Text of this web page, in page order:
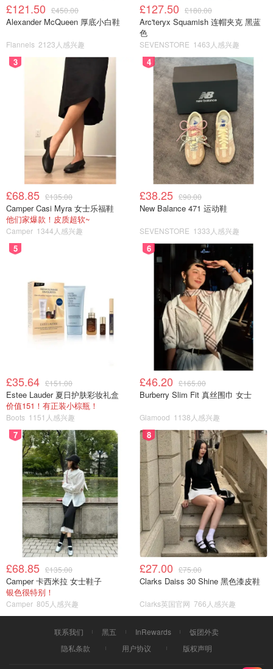
£121.50 £450.00
Alexander McQueen 厚底小白鞋
Flannels 2123人感兴趣
£127.50 £180.00
Arc'teryx Squamish 连帽夹克 黑蓝
色
SEVENSTORE 1463人感兴趣
3
£68.85 £135.00
Camper Casi Myra 女士乐福鞋
他们家爆款！皮质超软~
Camper 1344人感兴趣
4
£38.25 £90.00
New Balance 471 运动鞋
SEVENSTORE 1333人感兴趣
5
£35.64 £151.00
Estee Lauder 夏日护肤彩妆礼盒
价值151！有正装小棕瓶！
Boots 1151人感兴趣
6
£46.20 £165.00
Burberry Slim Fit 真丝围巾 女士
Glamood 1138人感兴趣
7
£68.85 £135.00
Camper 卡西米拉 女士鞋子
银色很特别！
Camper 805人感兴趣
8
£27.00 £75.00
Clarks Daiss 30 Shine 黑色漆皮鞋
Clarks英国官网 766人感兴趣
联系我们 黑五 InRewards
饭团外卖
隐私条款
用户协议 版权声明